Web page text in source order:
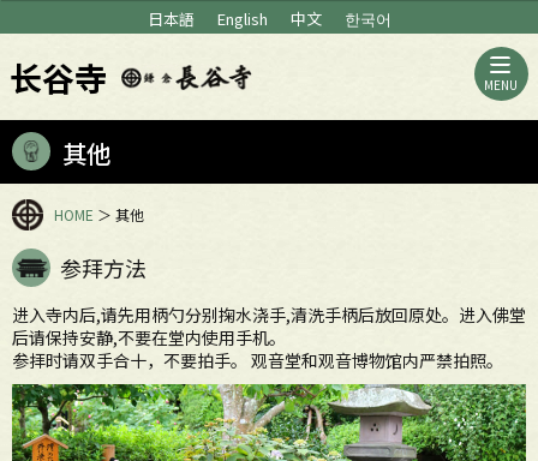
日本語 English 中文 한국어
长谷寺 MENU
其他
HOME ＞ 其他
参拜方法
进入寺内后,请先用柄勺分别掬水浇手,清洗手柄后放回原处。进入佛堂
后请保持安静,不要在堂内使用手机。
参拝时请双手合十，不要拍手。 观音堂和观音博物馆内严禁拍照。